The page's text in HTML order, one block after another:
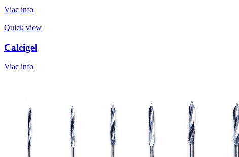
Viac info
Quick view
Calcigel
Viac info